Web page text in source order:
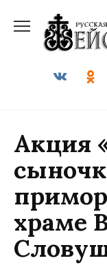
содержанию
Акция
храме